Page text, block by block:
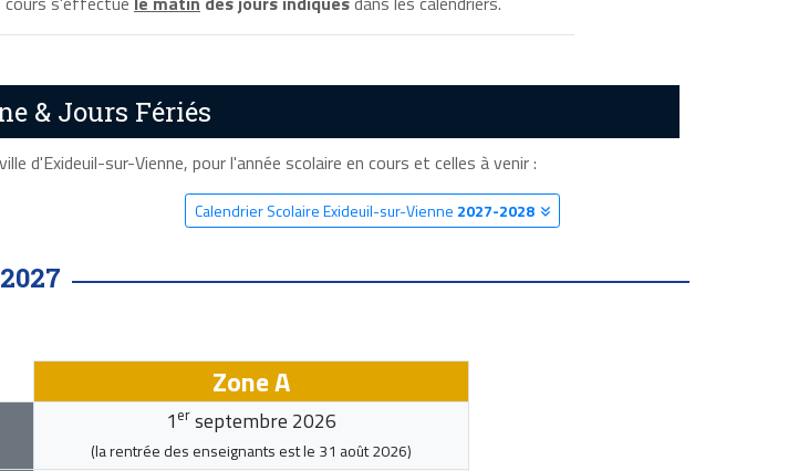
& Jours Fériés
d'Exideuil-sur-Vienne, pour l'année scolaire en cours et celles à venir :
Calendrier Scolaire Exideuil-sur-Vienne 2027-2028
Zone A
1 er septembre 2026
(la rentrée des enseignants est le 31 août 2026)